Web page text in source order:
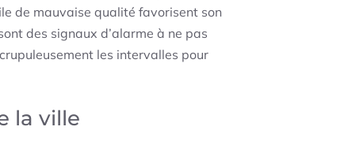
de mauvaise qualité favorisent son
des signaux d’alarme à ne pas
les intervalles pour
la ville